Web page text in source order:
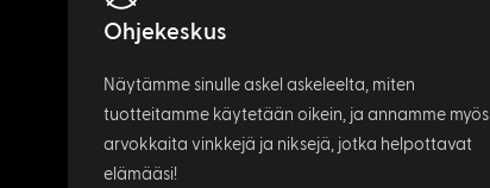
Ohjekeskus
Näytämme sinulle askel askeleelta, miten
tuotteitamme käytetään oikein, ja annamme myös
arvokkaita vinkkejä ja niksejä, jotka helpottavat
elämääsi!